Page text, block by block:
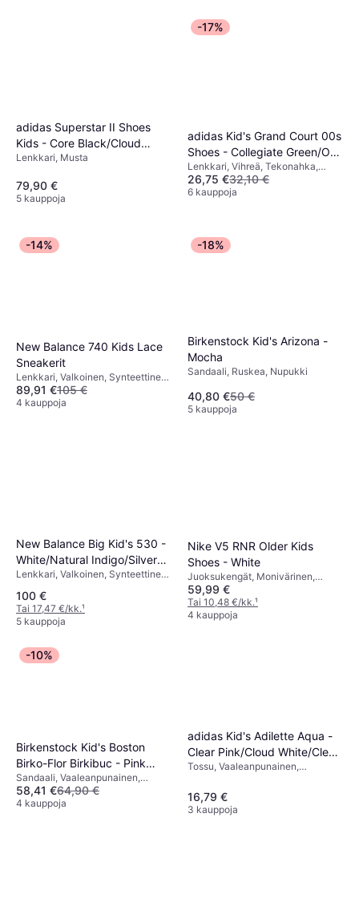
adidas Superstar II Shoes
Kids - Core Black/Cloud
White
Lenkkari, Musta
79,90 €
5 kauppoja
-17%
adidas Kid's Grand Court 00s
Shoes - Collegiate Green/Off
White/Gum
Lenkkari, Vihreä, Tekonahka,
Nahka, Säämiskä
26,75 €32,10 €
6 kauppoja
-14%
New Balance 740 Kids Lace
Sneakerit
Lenkkari, Valkoinen, Synteettinen,
Verkko
89,91 €105 €
4 kauppoja
-18%
Birkenstock Kid's Arizona -
Mocha
Sandaali, Ruskea, Nupukki
40,80 €50 €
5 kauppoja
New Balance Big Kid's 530 -
White/Natural Indigo/Silver
Metallic
Lenkkari, Valkoinen, Synteettinen,
100 €
Tai 17,47 €/kk.¹
5 kauppoja
Nike V5 RNR Older Kids
Shoes - White
Juoksukengät, Monivärinen,
Musta, Ruskea, Harmaa,
Valkoinen, Tekonahka, Kangas,
Verkko, Tekstiili, Synteettinen
59,99 €
Tai 10,48 €/kk.¹
4 kauppoja
-10%
Birkenstock Kid's Boston
Birko-Flor Birkibuc - Pink
Clay
Sandaali, Vaaleanpunainen,
Monivärinen, Säämiskä, Nahka,
Tekonahka, Synteettinen, Korkki,
58,41 €64,90 €
4 kauppoja
adidas Kid's Adilette Aqua -
Clear Pink/Cloud White/Clear
Pink
Tossu, Vaaleanpunainen,
16,79 €
3 kauppoja